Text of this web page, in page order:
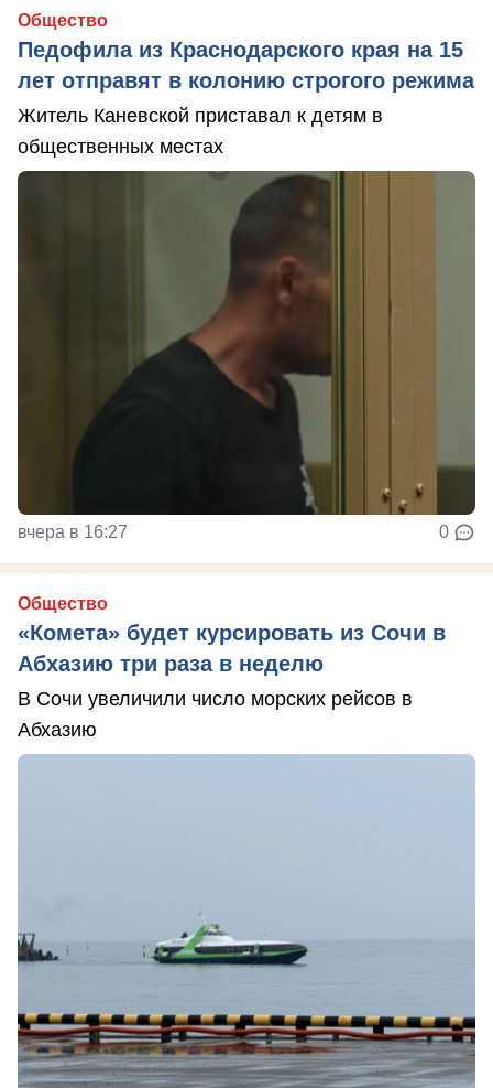
Общество
Педофила из Краснодарского края на 15
лет отправят в колонию строгого режима
Житель Каневской приставал к детям в
общественных местах
вчера в 16:27 0
Общество
«Комета» будет курсировать из Сочи в
Абхазию три раза в неделю
В Сочи увеличили число морских рейсов в
Абхазию